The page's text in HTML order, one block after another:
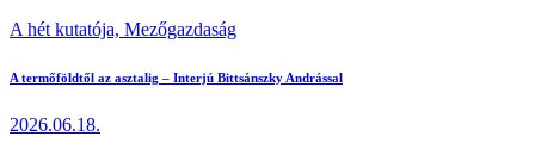
A hét kutatója, Mezőgazdaság
A termőföldtől az asztalig – Interjú Bittsánszky Andrással
2026.06.18.